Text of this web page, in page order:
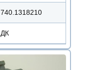
740.1318210
ДК